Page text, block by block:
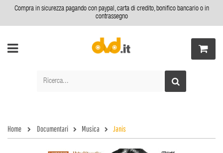
Compra in sicurezza pagando con paypal, carta di credito, bonifico bancario o in
contrassegno
Home Documentari Musica Janis